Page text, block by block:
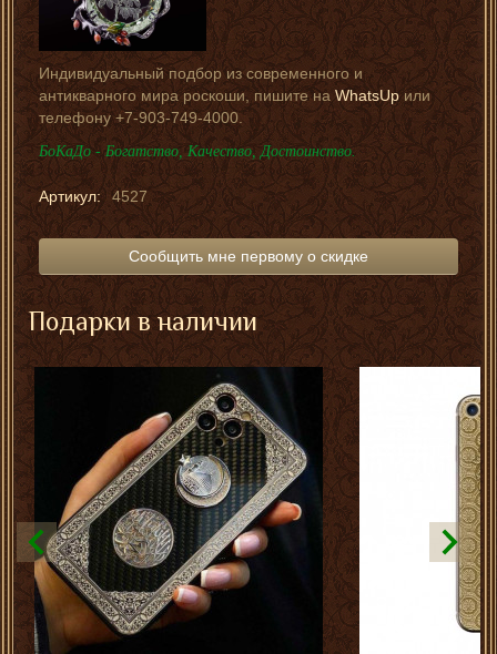
Индивидуальный подбор из современного и
антикварного мира роскоши, пишите наWhatsUpили
телефону +7-903-749-4000.
БоКаДо - Богатство, Качество, Достоинство.
Артикул: 4527
Сообщить мне первому о скидке
Подарки в наличии